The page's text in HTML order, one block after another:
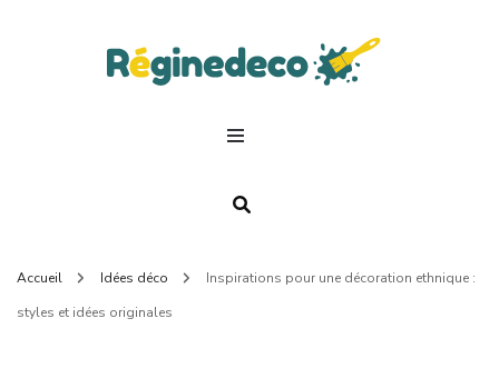
Accueil Idées déco
Inspirations pour une décoration ethnique :
styles et idées originales